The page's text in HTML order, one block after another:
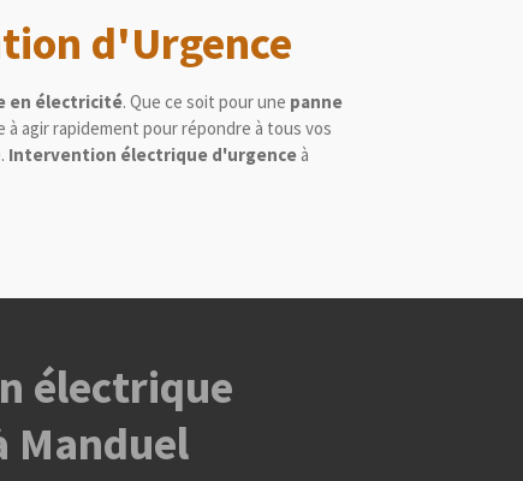
d'Urgence
en électricité. Que ce soit pour une panne
agir rapidement pour répondre à tous vos
Intervention électrique d'urgence à
électrique
Manduel